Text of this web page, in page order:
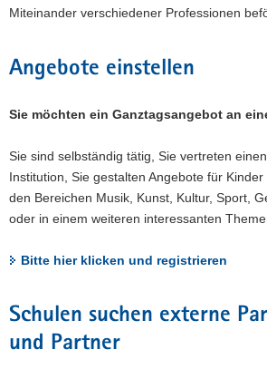
e
a
v
g
t
i
o
n
Miteinander verschiedener Professionen
Angebote einstellen
Sie möchten ein Ganztagsangebot an
Sie sind selbständig tätig, Sie vertreten
Institution, Sie gestalten Angebote für
den Bereichen Musik, Kunst, Kultur, Sport,
oder in einem weiteren interessanten
Bitte hier klicken und registrieren
Schulen suchen externe
und Partner